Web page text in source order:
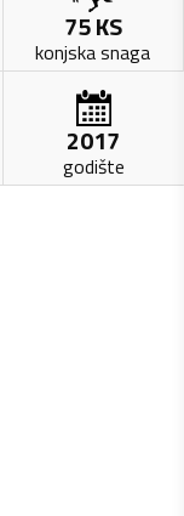
75KS
konjska snaga
2017
godište